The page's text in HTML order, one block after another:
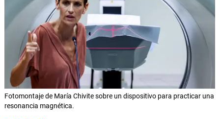
Fotomontaje de María Chivite sobre un dispositivo para practicar una
resonancia magnética.